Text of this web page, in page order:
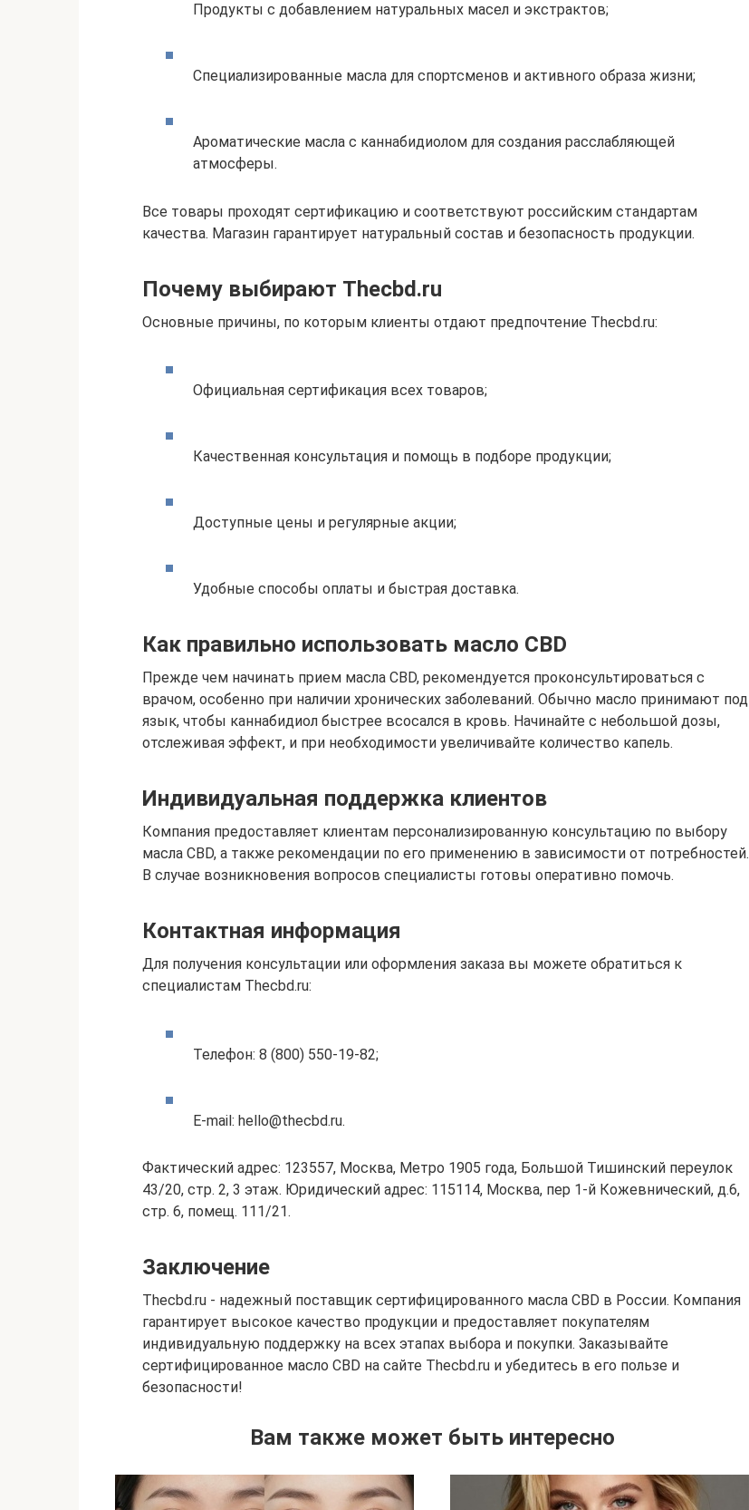
Продукты с добавлением натуральных масел и экстрактов;
Специализированные масла для спортсменов и активного образа жизни;
Ароматические масла с каннабидиолом для создания расслабляющей
атмосферы.
Все товары проходят сертификацию и соответствуют российским стандартам
качества. Магазин гарантирует натуральный состав и безопасность продукции.
Почему выбирают Thecbd.ru
Основные причины, по которым клиенты отдают предпочтение Thecbd.ru:
Официальная сертификация всех товаров;
Качественная консультация и помощь в подборе продукции;
Доступные цены и регулярные акции;
Удобные способы оплаты и быстрая доставка.
Как правильно использовать масло CBD
Прежде чем начинать прием масла CBD, рекомендуется проконсультироваться с
врачом, особенно при наличии хронических заболеваний. Обычно масло принимают под
язык, чтобы каннабидиол быстрее всосался в кровь. Начинайте с небольшой дозы,
отслеживая эффект, и при необходимости увеличивайте количество капель.
Индивидуальная поддержка клиентов
Компания предоставляет клиентам персонализированную консультацию по выбору
масла CBD, а также рекомендации по его применению в зависимости от потребностей.
В случае возникновения вопросов специалисты готовы оперативно помочь.
Контактная информация
Для получения консультации или оформления заказа вы можете обратиться к
специалистам Thecbd.ru:
Телефон: 8 (800) 550-19-82;
E-mail: hello@thecbd.ru.
Фактический адрес: 123557, Москва, Метро 1905 года, Большой Тишинский переулок
43/20, стр. 2, 3 этаж. Юридический адрес: 115114, Москва, пер 1-й Кожевнический, д.6,
стр. 6, помещ. 111/21.
Заключение
Thecbd.ru - надежный поставщик сертифицированного масла CBD в России. Компания
гарантирует высокое качество продукции и предоставляет покупателям
индивидуальную поддержку на всех этапах выбора и покупки. Заказывайте
сертифицированное масло CBD на сайте Thecbd.ru и убедитесь в его пользе и
безопасности!
Вам также может быть интересно